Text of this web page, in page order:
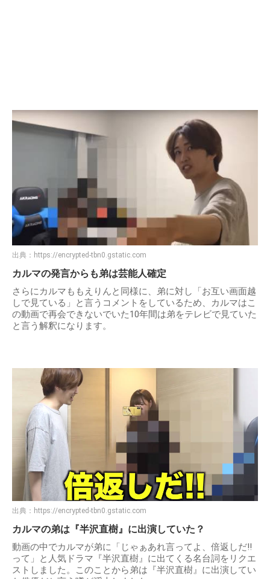
出典： https://encrypted-tbn0.gstatic.com
カルマの発言からも弟は芸能人確定
さらにカルマももえりんと同様に、弟に対し「お互い画面越
しで見ている」と言うコメントをしているため、カルマはこ
の動画で再会できないでいた10年間は弟をテレビで見ていた
と言う解釈になります。
出典： https://encrypted-tbn0.gstatic.com
カルマの弟は『半沢直樹』に出演していた？
動画の中でカルマが弟に「じゃぁあれ言ってよ、倍返しだ!!
って」と人気ドラマ『半沢直樹』に出てくる名台詞をリクエ
ストしました。このことから弟は『半沢直樹』に出演してい